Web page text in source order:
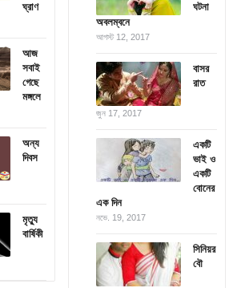
ঘ্রাণ
আজ
সবাই
গেছে
মঙ্গলে
অন্য
দিবস
মৃত্যু
বার্ষিকী
ঘটনা
অবলম্বনে
আগস্ট 12, 2017
বাসর
রাত
জুন 17, 2017
একটি
ভাই ও
একটি
বোনের
এক দিন
নভে. 19, 2017
সিনিয়র
বৌ